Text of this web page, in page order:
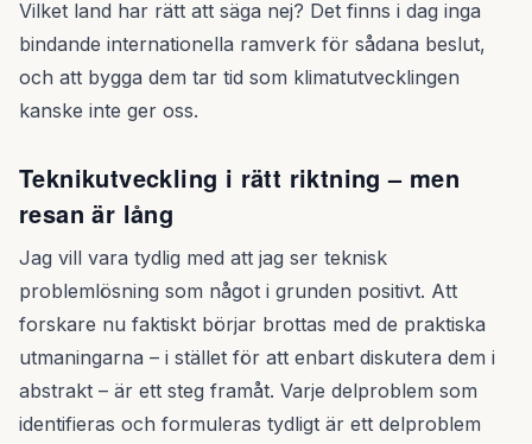
Vilket land har rätt att säga nej? Det finns i dag inga
bindande internationella ramverk för sådana beslut,
och att bygga dem tar tid som klimatutvecklingen
kanske inte ger oss.
Teknikutveckling i rätt riktning – men
resan är lång
Jag vill vara tydlig med att jag ser teknisk
problemlösning som något i grunden positivt. Att
forskare nu faktiskt börjar brottas med de praktiska
utmaningarna – i stället för att enbart diskutera dem i
abstrakt – är ett steg framåt. Varje delproblem som
identifieras och formuleras tydligt är ett delproblem